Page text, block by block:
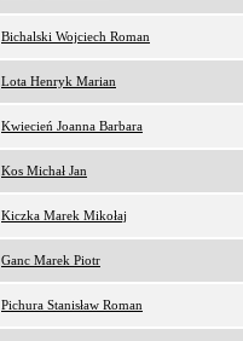
Bichalski Wojciech Roman
Lota Henryk Marian
Kwiecień Joanna Barbara
Kos Michał Jan
Kiczka Marek Mikołaj
Ganc Marek Piotr
Pichura Stanisław Roman